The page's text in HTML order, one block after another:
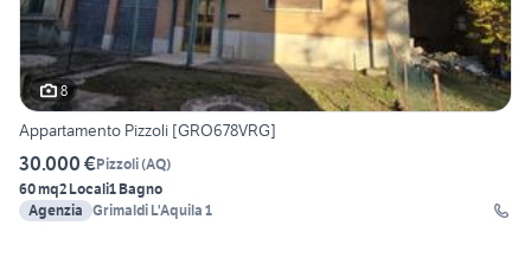
8
Appartamento Pizzoli [GRO678VRG]
30.000 €Pizzoli(AQ)
60 mq2 Locali1 Bagno
Agenzia Grimaldi L'Aquila 1